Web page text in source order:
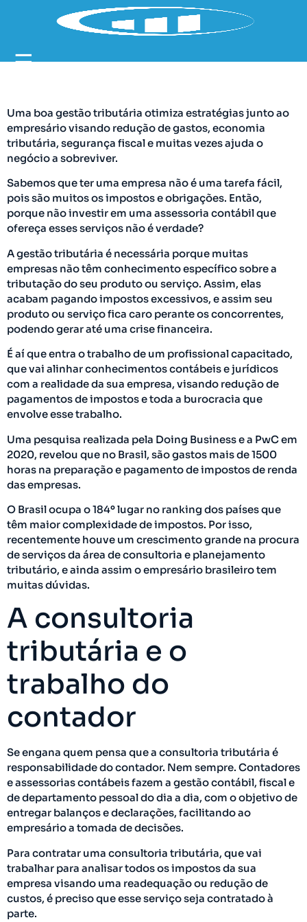
☰
Uma boa gestão tributária otimiza estratégias junto ao
empresário visando redução de gastos, economia
tributária, segurança fiscal e muitas vezes ajuda o
negócio a sobreviver.
Sabemos que ter uma empresa não é uma tarefa fácil,
pois são muitos os impostos e obrigações. Então,
porque não investir em uma assessoria contábil que
ofereça esses serviços não é verdade?
A gestão tributária é necessária porque muitas
empresas não têm conhecimento específico sobre a
tributação do seu produto ou serviço. Assim, elas
acabam pagando impostos excessivos, e assim seu
produto ou serviço fica caro perante os concorrentes,
podendo gerar até uma crise financeira.
É aí que entra o trabalho de um profissional capacitado,
que vai alinhar conhecimentos contábeis e jurídicos
com a realidade da sua empresa, visando redução de
pagamentos de impostos e toda a burocracia que
envolve esse trabalho.
Uma pesquisa realizada pela Doing Business e a PwC em
2020, revelou que no Brasil, são gastos mais de 1500
horas na preparação e pagamento de impostos de renda
das empresas.
O Brasil ocupa o 184º lugar no ranking dos países que
têm maior complexidade de impostos. Por isso,
recentemente houve um crescimento grande na procura
de serviços da área de consultoria e planejamento
tributário, e ainda assim o empresário brasileiro tem
muitas dúvidas.
A consultoria
tributária e o
trabalho do
contador
Se engana quem pensa que a consultoria tributária é
responsabilidade do contador. Nem sempre. Contadores
e assessorias contábeis fazem a gestão contábil, fiscal e
de departamento pessoal do dia a dia, com o objetivo de
entregar balanços e declarações, facilitando ao
empresário a tomada de decisões.
Para contratar uma consultoria tributária, que vai
trabalhar para analisar todos os impostos da sua
empresa visando uma readequação ou redução de
custos, é preciso que esse serviço seja contratado à
parte.